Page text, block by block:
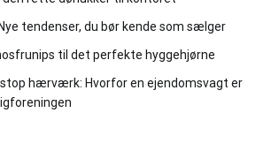
tendenser, du bør kende som sælger
til det perfekte hyggehjørne
hærværk: Hvorfor en ejendomsvagt er